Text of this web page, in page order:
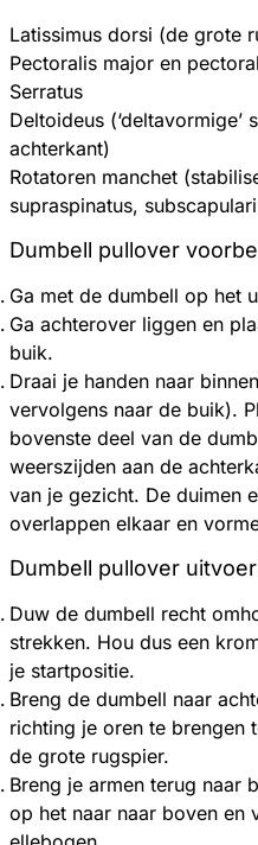
Latissimus dorsi (de grote
Pectoralis major en
Serratus
Deltoideus (‘deltavormige’
achterkant)
Rotatoren manchet
supraspinatus,
Dumbell pullover
Ga met de dumbell op het
Ga achterover liggen en
buik.
Draai je handen naar
vervolgens naar de buik).
bovenste deel van de
weerszijden aan de
van je gezicht. De duimen
overlappen elkaar en
Dumbell pullover
Duw de dumbell recht
strekken. Hou dus een
je startpositie.
Breng de dumbell naar
richting je oren te brengen
de grote rugspier.
Breng je armen terug naar
op het naar naar boven en